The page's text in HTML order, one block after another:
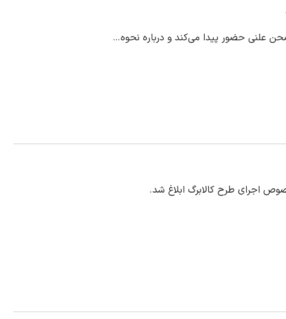
علنی حضور پیدا می‌کند و درباره نحوه…
اجرای طرح کالابرگ ابلاغ شد.